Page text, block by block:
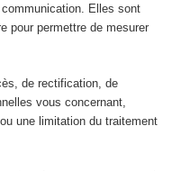
Elles sont
pour permettre de mesurer
de rectification, de
vous concernant,
une limitation du traitement